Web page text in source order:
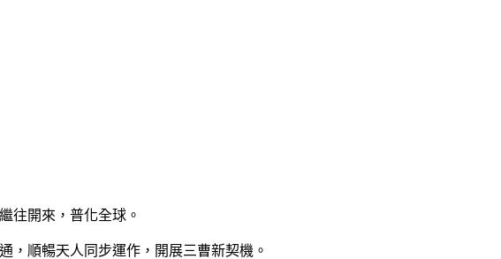
往開來，普化全球。
順暢天人同步運作，開展三曹新契機。